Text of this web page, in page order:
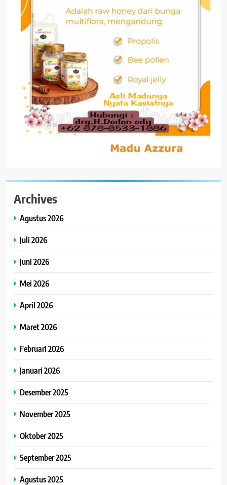
Archives
Agustus 2026
Juli 2026
Juni 2026
Mei 2026
April 2026
Maret 2026
Februari 2026
Januari 2026
Desember 2025
November 2025
Oktober 2025
September 2025
Agustus 2025